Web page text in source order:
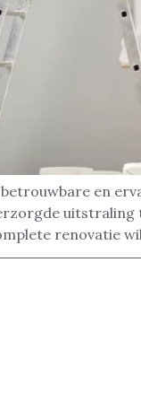
en
uitstraling
renovatie